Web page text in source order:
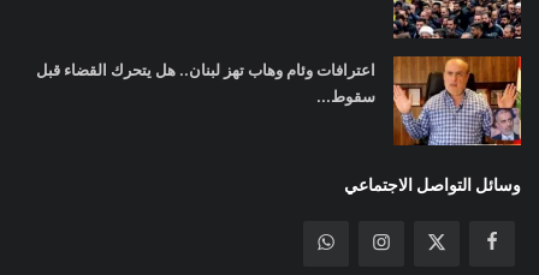
اعترافات وئام وهاب تهز لبنان.. هل يتحرك القضاء قبل
سقوط...
وسائل التواصل الاجتماعي